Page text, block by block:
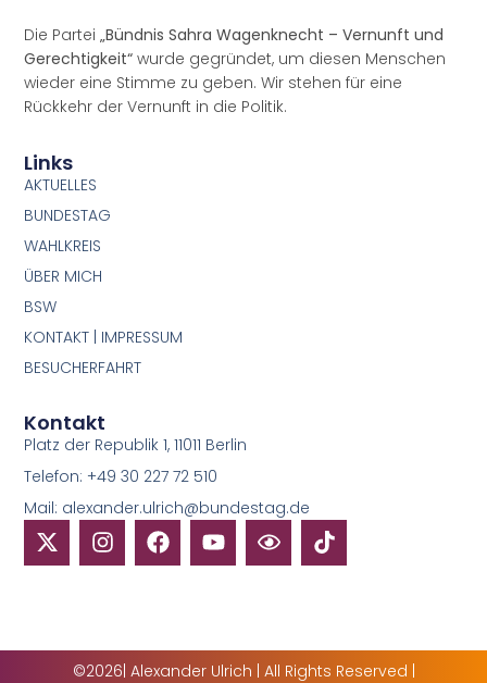
Die Partei „Bündnis Sahra Wagenknecht – Vernunft und
Gerechtigkeit“ wurde gegründet, um diesen Menschen
wieder eine Stimme zu geben. Wir stehen für eine
Rückkehr der Vernunft in die Politik.
Links
AKTUELLES
BUNDESTAG
WAHLKREIS
ÜBER MICH
BSW
KONTAKT | IMPRESSUM
BESUCHERFAHRT
Kontakt
Platz der Republik 1, 11011 Berlin
Telefon: +49 30 227 72 510
Mail: alexander.ulrich@bundestag.de
©2026| Alexander Ulrich | All Rights Reserved |